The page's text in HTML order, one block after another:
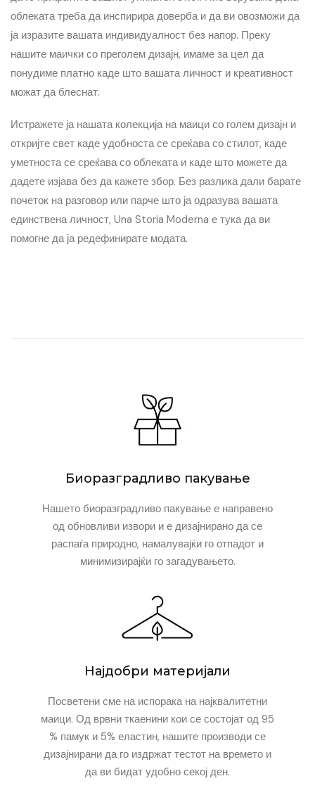
облеката треба да инспирира доверба и да ви овозможи да
ја изразите вашата индивидуалност без напор. Преку
нашите маички со преголем дизајн, имаме за цел да
понудиме платно каде што вашата личност и креативност
можат да блеснат.
Истражете ја нашата колекција на маици со голем дизајн и
откријте свет каде удобноста се среќава со стилот, каде
уметноста се среќава со облеката и каде што можете да
дадете изјава без да кажете збор. Без разлика дали барате
почеток на разговор или парче што ја одразува вашата
единствена личност, Una Storia Moderna е тука да ви
помогне да ја редефинирате модата.
Биоразградливо пакување
Нашето биоразградливо пакување е направено
од обновливи извори и е дизајнирано да се
распаѓа природно, намалувајќи го отпадот и
минимизирајќи го загадувањето.
Најдобри материјали
Посветени сме на испорака на најквалитетни
маици. Од врвни ткаенини кои се состојат од 95
% памук и 5% еластин, нашите производи се
дизајнирани да го издржат тестот на времето и
да ви бидат удобно секој ден.